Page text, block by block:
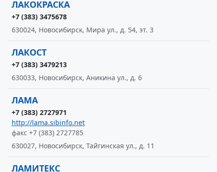
ЛАКОКРАСКА
+7 (383) 3475678
630024, Новосибирск, Мира ул., д. 54, эт. 3
ЛАКОСТ
+7 (383) 3479213
630033, Новосибирск, Аникина ул., д. 6
ЛАМА
+7 (383) 2727971
http://lama.sibinfo.net
факс +7 (383) 2727785
630027, Новосибирск, Тайгинская ул., д. 11
ЛАМИТЕКС